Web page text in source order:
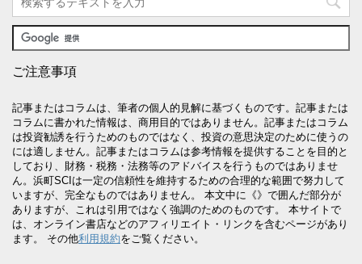
ご注意事項
記事またはコラムは、筆者の個人的見解に基づくものです。記事または
コラムに書かれた情報は、商用目的ではありません。記事またはコラム
は投資勧誘を行うためのものではなく、投資の意思決定のために使うの
には適しません。記事またはコラムは参考情報を提供することを目的と
しており、財務・税務・法務等のアドバイスを行うものではありませ
ん。浜町SCIは一定の信頼性を維持するための合理的な範囲で努力して
いますが、完全なものではありません。 本文中に《》で囲んだ部分が
ありますが、これは引用ではなく強調のためのものです。 本サイトで
は、オンライン書店などのアフィリエイト・リンクを含むページがあり
ます。 その他利用規約をご覧ください。